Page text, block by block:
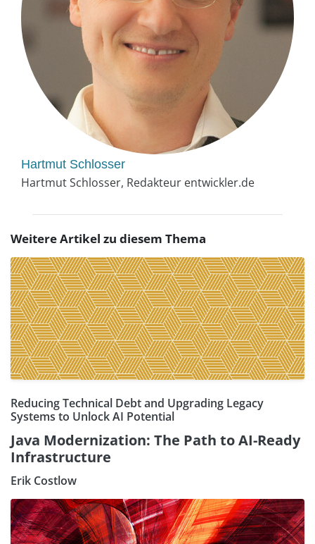
Hartmut Schlosser
Hartmut Schlosser, Redakteur entwickler.de
Weitere Artikel zu diesem Thema
Reducing Technical Debt and Upgrading Legacy
Systems to Unlock AI Potential
Java Modernization: The Path to AI-Ready
Infrastructure
Erik Costlow